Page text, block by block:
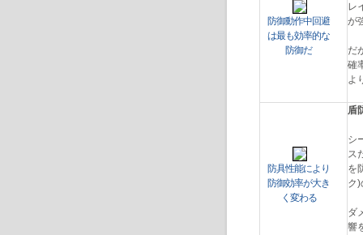
防御動作中回避
は最も効率的な
防御だ
レ
が
だ
確
よ
防具性能により
防御効率が大き
く変わる
盾
シ
ス
を
ク
ダ
響